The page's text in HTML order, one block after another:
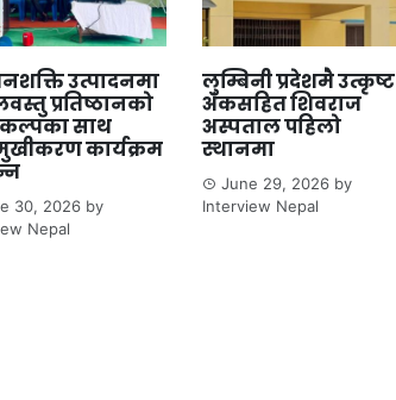
उत्पादनमा
प्रतिष्ठानको
साथ
कार्यक्रम
30, 2026by
Nepal
लुम्बिनी प्रदेशमै उत्कृष्ट
अंकसहित शिवराज
अस्पताल पहिलो
स्थानमा
June 29, 2026by
Interview Nepal